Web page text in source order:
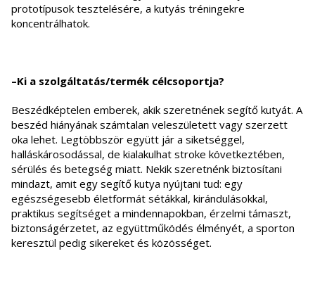
prototípusok tesztelésére, a kutyás tréningekre
koncentrálhatok.
–Ki a szolgáltatás/termék célcsoportja?
Beszédképtelen emberek, akik szeretnének segítő kutyát. A
beszéd hiányának számtalan veleszületett vagy szerzett
oka lehet. Legtöbbször együtt jár a siketséggel,
halláskárosodással, de kialakulhat stroke következtében,
sérülés és betegség miatt. Nekik szeretnénk biztosítani
mindazt, amit egy segítő kutya nyújtani tud: egy
egészségesebb életformát sétákkal, kirándulásokkal,
praktikus segítséget a mindennapokban, érzelmi támaszt,
biztonságérzetet, az együttműködés élményét, a sporton
keresztül pedig sikereket és közösséget.